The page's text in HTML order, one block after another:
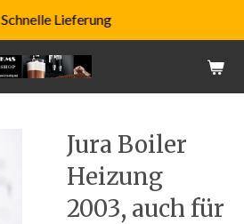
Schnelle Lieferung
Jura Boiler
Heizung
2003, auch für